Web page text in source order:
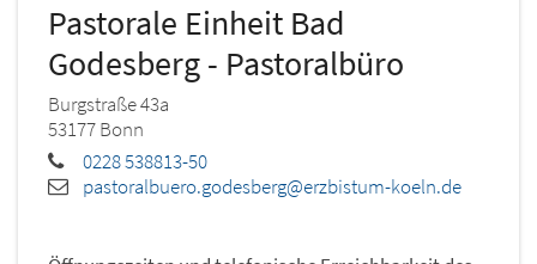
Pastorale Einheit Bad
Godesberg - Pastoralbüro
Burgstraße 43a
53177Bonn
0228 538813-50
pastoralbuero.godesberg@erzbistum-koeln.de